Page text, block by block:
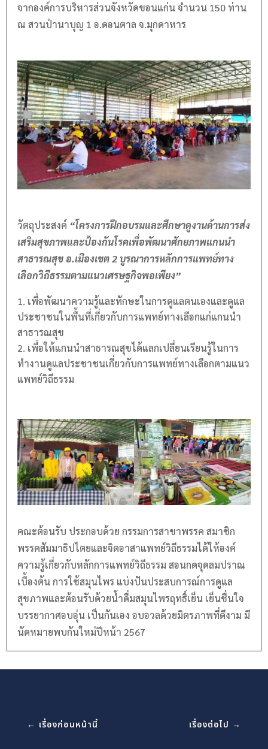
จากองค์การบริหารส่วนจังหวัดขอนแก่น จำนวน 150 ท่าน
ณ สวนป่านาบุญ 1 อ.ดอนตาล จ.มุกดาหาร
วัตถุประสงค์ “โครงการฝึกอบรมและศึกษาดูงานด้านการส่ง
เสริมสุขภาพและป้องกันโรคเพื่อพัฒนาศักยภาพแกนนำ
สาธารณสุข อ.เมืองเขต 2 บูรณาการหลักการแพทย์ทาง
เลือกวิถีธรรมตามแนวเศรษฐกิจพอเพียง”
เพื่อพัฒนาความรู้และทักษะในการดูแลตนเองและดูแล
ประชาชนในพื้นที่เกี่ยวกับการแพทย์ทางเลือกแก่แกนนำ
สาธารณสุข
เพื่อให้แกนนำสาธารณสุขได้แลกเปลี่ยนเรียนรู้ในการ
ทำงานดูแลประชาชนเกี่ยวกับการแพทย์ทางเลือกตามแนว
แพทย์วิถีธรรม
คณะต้อนรับ ประกอบด้วย กรรมการสาขาพรรค สมาชิก
พรรคสัมมาธิปไตยและจิตอาสาแพทย์วิถีธรรมได้ให้องค์
ความรู้เกี่ยวกับหลักการแพทย์วิถีธรรม สอนกดจุดลมปราณ
เบื้องต้น การใช้สมุนไพร แบ่งปันประสบการณ์การดูแล
สุขภาพและต้อนรับด้วยน้ำดื่มสมุนไพรฤทธิ์เย็น เย็นชื่นใจ
บรรยากาศอบอุ่น เป็นกันเอง อบอวลด้วยมิตรภาพที่ดีงาม มี
นัดหมายพบกันใหม่ปีหน้า 2567
← เรื่องก่อนหน้านี้ เรื่องต่อไป →